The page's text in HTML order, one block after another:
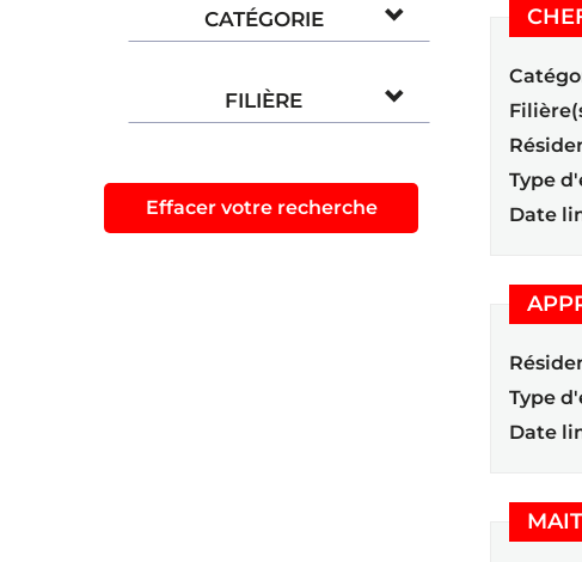
CATÉGORIE
FILIÈRE
Effacer votre recherche
Type
Date
Type
Date